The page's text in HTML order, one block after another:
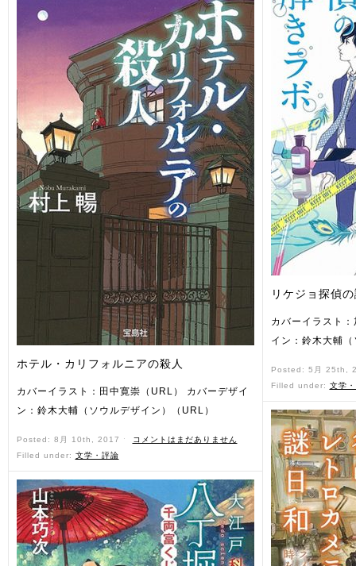
ホテル・カリフォルニアの殺人
カバーイラスト：田中寛崇（URL） カバーデザイ
ン：鈴木大輔（ソウルデザイン）（URL）
Posted: 8月 10th, 2017 ˑ
コメントはまだありません
Filled under: 文学・評論
リケジョ探偵
カバーイラスト
イン：鈴木大輔
Posted: 5月 25th,
Filled under: 文学